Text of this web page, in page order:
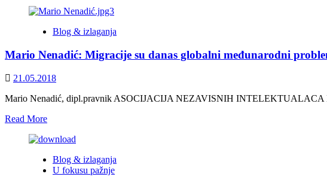
about
Dautbegović:
U
POLITIKE
HUMANITARNOG
Blog & izlaganja
Mario Nenadić: Migracije su danas globalni međunarodni
21.05.2018
Mario Nenadić, dipl.pravnik ASOCIJACIJA NEZAVISNIH
Read MoreRead
about
Nenadić:
Migracije
Blog & izlaganja
U fokusu pažnje